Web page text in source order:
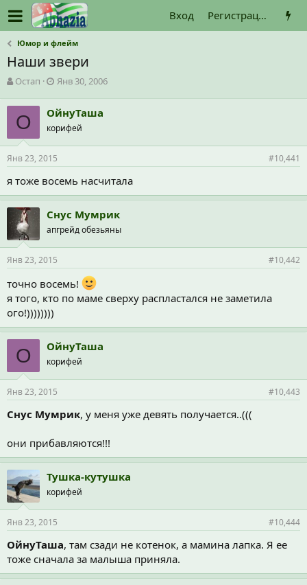
Вход Регистрация
Юмор и флейм
Наши звери
А
т
о
р
т
е
м
ы
Остап
Д
а
н
ч
а
л
Янв 30, 2006
О ОйнуТаша
корифей
Янв 23, 2015 #10,441
я тоже восемь насчитала
Снус Мумрик
апгрейд обезьяны
Янв 23, 2015 #10,442
точно восемь!
я того, кто по маме сверху распластался не заметила
ого!))))))))
О ОйнуТаша
корифей
Янв 23, 2015 #10,443
Снус Мумрик, у меня уже девять получается..(((
они прибавляются!!!
Тушка-кутушка
корифей
Янв 23, 2015 #10,444
ОйнуТаша, там сзади не котенок, а мамина лапка. Я ее
тоже сначала за малыша приняла.